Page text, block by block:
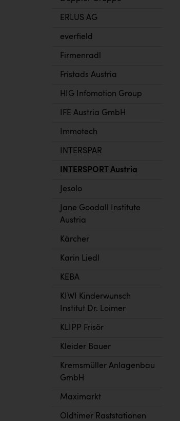
ERLUS AG
everfield
Firmenradl
Fristads Austria
HIG Infomotion Group
IFE Austria GmbH
Immotech
INTERSPAR
INTERSPORT Austria
Jesolo
Jane Goodall Institute
Austria
Kärcher
Karin Liedl
KEBA
KIWI Kinderwunsch
Institut Dr. Loimer
KLIPP Frisör
Kleider Bauer
Kremsmüller Anlagenbau
GmbH
Maximarkt
Oldtimer Raststationen